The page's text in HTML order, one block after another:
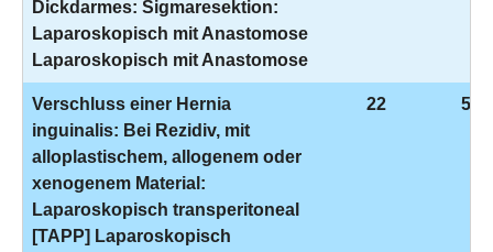
Dickdarmes: Sigmaresektion:
Laparoskopisch mit Anastomose
Laparoskopisch mit Anastomose
Verschluss einer Hernia
inguinalis: Bei Rezidiv, mit
alloplastischem, allogenem oder
xenogenem Material:
Laparoskopisch transperitoneal
[TAPP] Laparoskopisch
22 5-